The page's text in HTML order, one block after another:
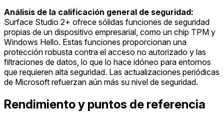
Análisis de la calificación general de seguridad:
Surface Studio 2+ ofrece sólidas funciones de seguridad
propias de un dispositivo empresarial, como un chip TPM y
Windows Hello. Estas funciones proporcionan una
protección robusta contra el acceso no autorizado y las
filtraciones de datos, lo que lo hace idóneo para entornos
que requieren alta seguridad. Las actualizaciones periódicas
de Microsoft refuerzan aún más su nivel de seguridad.
Rendimiento y puntos de referencia